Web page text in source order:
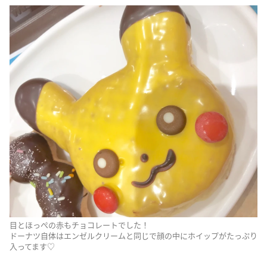
目とほっぺの赤もチョコレートでした！
ドーナツ自体はエンゼルクリームと同じで顔の中にホイップがたっぷり
入ってます♡